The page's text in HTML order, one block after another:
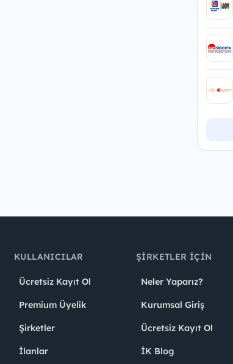
KULLANICILAR
Ücretsiz Kayıt Ol
Premium Üyelik
Şirketler
İlanlar
ŞIRKETLER İÇIN
Neler Yaparız?
Kurumsal Giriş
Ücretsiz Kayıt Ol
İK Blog